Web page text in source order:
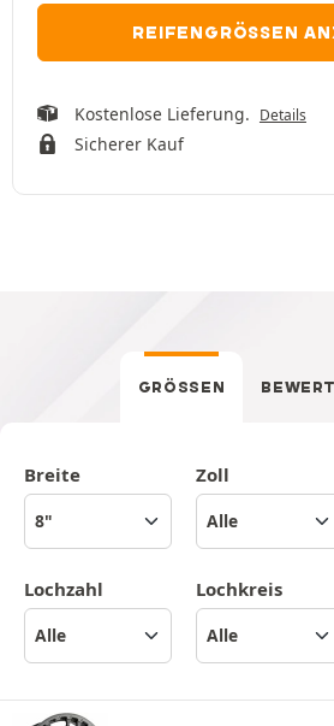
REIFENGRÖSSEN
Kostenlose Lieferung. Details
Sicherer Kauf
GRÖSSEN
Breite Zoll
Lochzahl Lochkreis